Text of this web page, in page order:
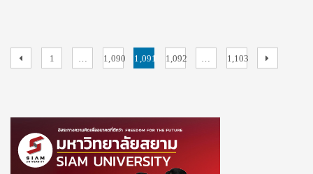
Posts
PreviousPage
1 Page
1,090 Page
1,091 Page
1,092 Page
1,103